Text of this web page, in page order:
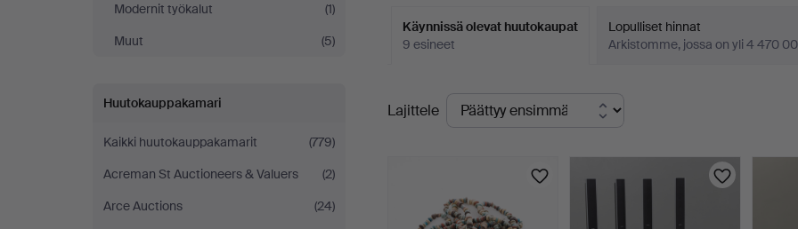
yrityksessä
Modernit työkalut
(1)
Muut
(5)
Huutokauppakamari
Kaikki huutokauppakamarit
(779)
Acreman St Auctioneers & Valuers
(2)
Arce Auctions
(24)
Käynnissä olevat huutokaupat
9 esineet
Lopulliset hinnat
Arkistomme, jossa on yli 4 470
Käynnissä
olevat
Lajittele